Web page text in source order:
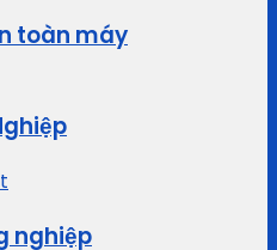
toàn máy
nghiệp